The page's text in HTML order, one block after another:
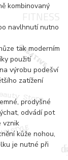
kombinovaný
navlhnutí nutno
tak moderním
použití
výrobu podešví
zatížení
prodyšné
odvádí pot
vznik
kůže nohou,
je nutné při